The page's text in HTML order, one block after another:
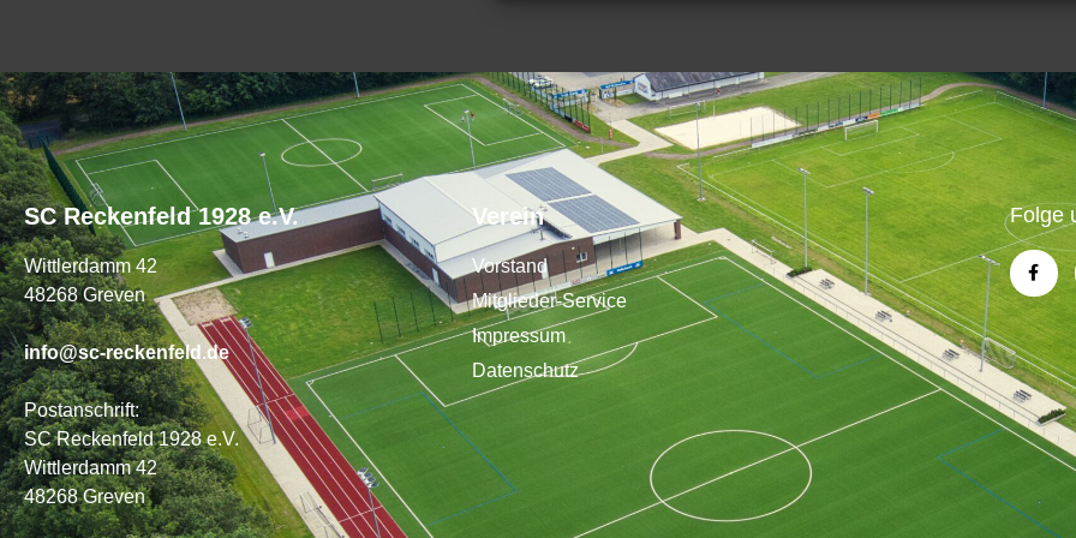
SC Reckenfeld 1928 e.V.
Wittlerdamm 42
48268 Greven
info@sc-reckenfeld.de
Postanschrift:
SC Reckenfeld 1928 e.V.
Wittlerdamm 42
48268 Greven
Verein
Vorstand
Mitglieder-Service
Impressum
Datenschutz
Folge